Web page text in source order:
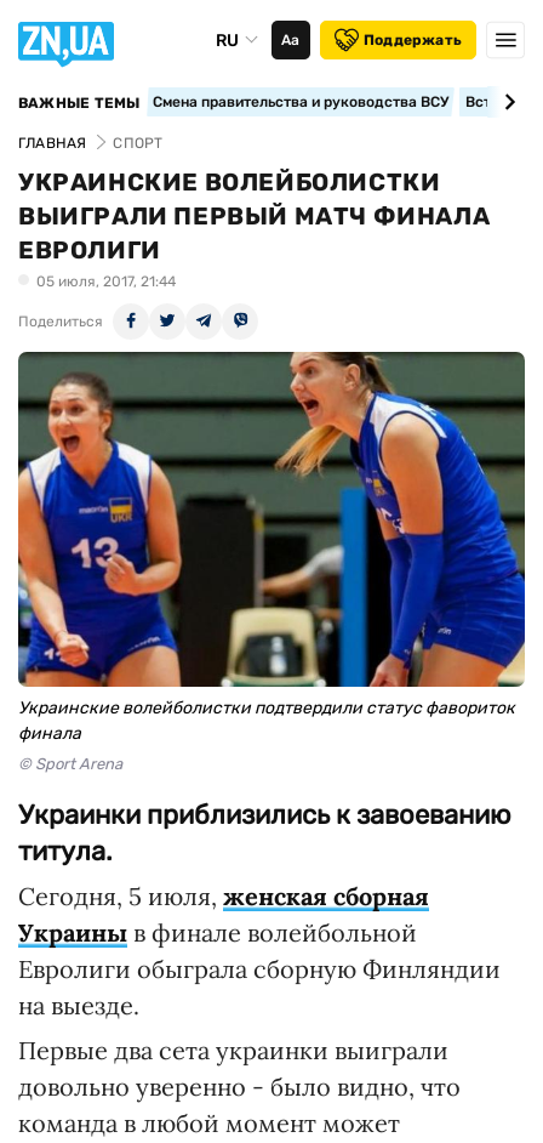
RU Аа Поддержать
ВАЖНЫЕ ТЕМЫ Смена правительства и руководства ВСУ
ГЛАВНАЯ СПОРТ
УКРАИНСКИЕ ВОЛЕЙБОЛИСТКИ
ВЫИГРАЛИ ПЕРВЫЙ МАТЧ ФИНАЛА
ЕВРОЛИГИ
05 июля, 2017, 21:44
Поделиться
Украинские волейболистки подтвердили статус фавориток
финала
© Sport Arena
Украинки приблизились к завоеванию
титула.
Сегодня, 5 июля, женская сборная
Украины в финале волейбольной
Евролиги обыграла сборную Финляндии
на выезде.
Первые два сета украинки выиграли
довольно уверенно - было видно, что
команда в любой момент может